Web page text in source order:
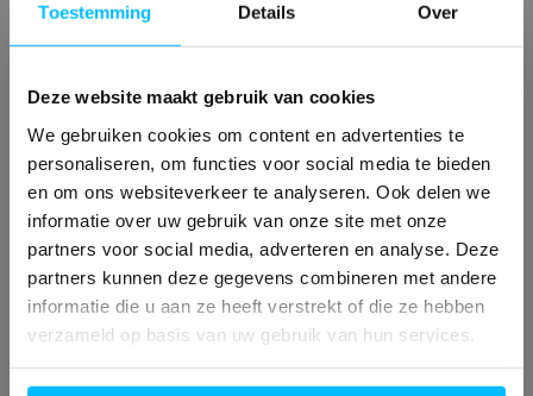
Toestemming Details Over
Deze website maakt gebruik van cookies
We gebruiken cookies om content en advertenties te
personaliseren, om functies voor social media te bieden
en om ons websiteverkeer te analyseren. Ook delen we
informatie over uw gebruik van onze site met onze
partners voor social media, adverteren en analyse. Deze
partners kunnen deze gegevens combineren met andere
informatie die u aan ze heeft verstrekt of die ze hebben
verzameld op basis van uw gebruik van hun services.
Aluminium kozijnen in de meest unieke
kleuren, zoals bijvoorbeeld dit oranje
element. Meer weten?